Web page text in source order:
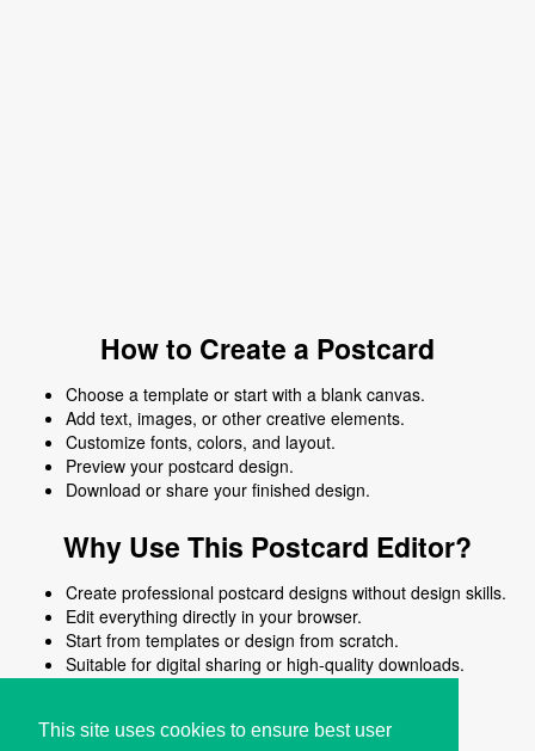
This site uses cookies to ensure best user
How to Create a Postcard
Choose a template or start with a blank canvas.
Add text, images, or other creative elements.
Customize fonts, colors, and layout.
Preview your postcard design.
Download or share your finished design.
Why Use This Postcard Editor?
Create professional postcard designs without design skills.
Edit everything directly in your browser.
Start from templates or design from scratch.
Suitable for digital sharing or high-quality downloads.